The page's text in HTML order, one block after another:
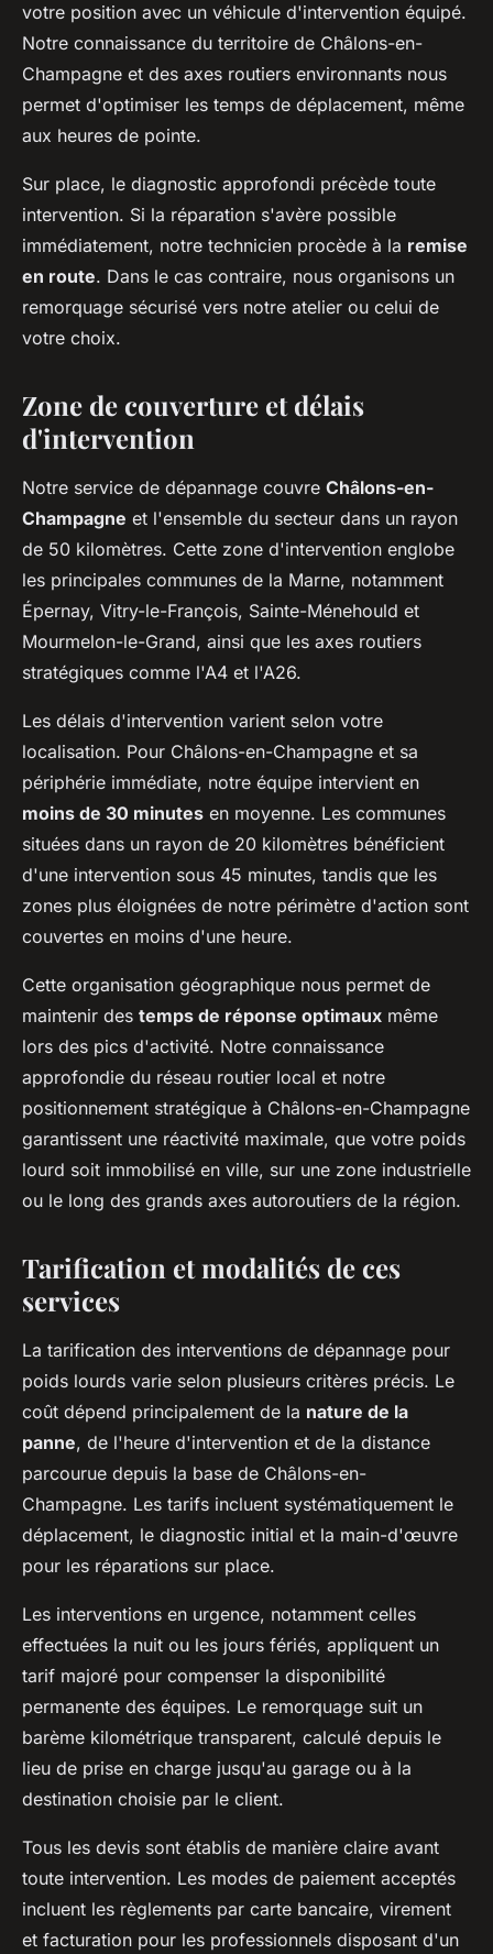
votre position avec un véhicule d'intervention équipé.
Notre connaissance du territoire de Châlons-en-
Champagne et des axes routiers environnants nous
permet d'optimiser les temps de déplacement, même
aux heures de pointe.
Sur place, le diagnostic approfondi précède toute
intervention. Si la réparation s'avère possible
immédiatement, notre technicien procède à la remise
en route. Dans le cas contraire, nous organisons un
remorquage sécurisé vers notre atelier ou celui de
votre choix.
Zone de couverture et délais
d'intervention
Notre service de dépannage couvre Châlons-en-
Champagne et l'ensemble du secteur dans un rayon
de 50 kilomètres. Cette zone d'intervention englobe
les principales communes de la Marne, notamment
Épernay, Vitry-le-François, Sainte-Ménehould et
Mourmelon-le-Grand, ainsi que les axes routiers
stratégiques comme l'A4 et l'A26.
Les délais d'intervention varient selon votre
localisation. Pour Châlons-en-Champagne et sa
périphérie immédiate, notre équipe intervient en
moins de 30 minutes en moyenne. Les communes
situées dans un rayon de 20 kilomètres bénéficient
d'une intervention sous 45 minutes, tandis que les
zones plus éloignées de notre périmètre d'action sont
couvertes en moins d'une heure.
Cette organisation géographique nous permet de
maintenir des temps de réponse optimaux même
lors des pics d'activité. Notre connaissance
approfondie du réseau routier local et notre
positionnement stratégique à Châlons-en-Champagne
garantissent une réactivité maximale, que votre poids
lourd soit immobilisé en ville, sur une zone industrielle
ou le long des grands axes autoroutiers de la région.
Tarification et modalités de ces
services
La tarification des interventions de dépannage pour
poids lourds varie selon plusieurs critères précis. Le
coût dépend principalement de la nature de la
panne, de l'heure d'intervention et de la distance
parcourue depuis la base de Châlons-en-
Champagne. Les tarifs incluent systématiquement le
déplacement, le diagnostic initial et la main-d'œuvre
pour les réparations sur place.
Les interventions en urgence, notamment celles
effectuées la nuit ou les jours fériés, appliquent un
tarif majoré pour compenser la disponibilité
permanente des équipes. Le remorquage suit un
barème kilométrique transparent, calculé depuis le
lieu de prise en charge jusqu'au garage ou à la
destination choisie par le client.
Tous les devis sont établis de manière claire avant
toute intervention. Les modes de paiement acceptés
incluent les règlements par carte bancaire, virement
et facturation pour les professionnels disposant d'un